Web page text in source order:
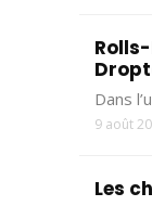
Dans
9 août
Les